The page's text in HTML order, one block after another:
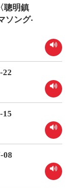
聰明鎮
ソング‧
22
15
08